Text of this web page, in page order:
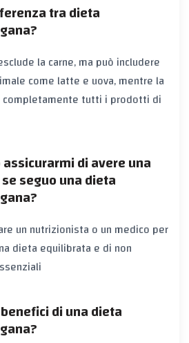
tra dieta
la carne, ma può includere
come latte e uova, mentre la
completamente tutti i prodotti di
di avere una
seguo una dieta
un nutrizionista o un medico per
dieta equilibrata e di non
di una dieta